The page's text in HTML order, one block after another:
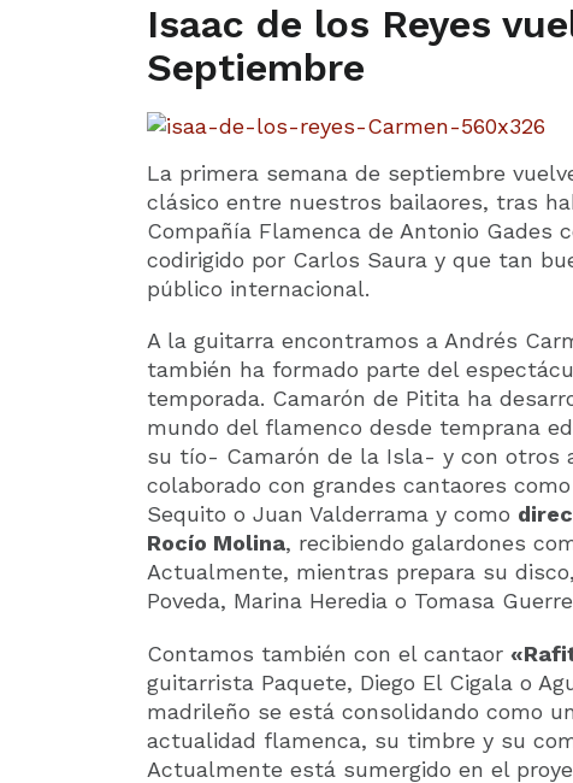
Isaac de los Reyes
Septiembre
La primera semana de septiembre
clásico entre nuestros bailaores, tras
Compañía Flamenca de Antonio Gades
codirigido por Carlos Saura y que tan
público internacional.
A la guitarra encontramos a Andrés
también ha formado parte del
temporada. Camarón de Pitita ha
mundo del flamenco desde temprana
su tío- Camarón de la Isla- y con otros
colaborado con grandes cantaores
Sequito o Juan Valderrama y como
Rocío Molina, recibiendo galardones
Actualmente, mientras prepara su
Poveda, Marina Heredia o Tomasa
Contamos también con el cantaor
guitarrista Paquete, Diego El Cigala o
madrileño se está consolidando como
actualidad flamenca, su timbre y su
Actualmente está sumergido en el